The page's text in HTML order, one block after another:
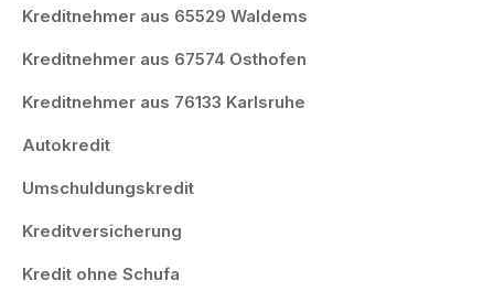
Kreditnehmer aus 65529 Waldems
Kreditnehmer aus 67574 Osthofen
Kreditnehmer aus 76133 Karlsruhe
Autokredit
Umschuldungskredit
Kreditversicherung
Kredit ohne Schufa